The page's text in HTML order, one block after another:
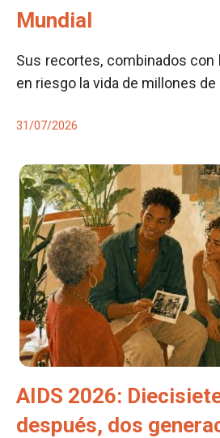
Mundial
Sus recortes, combinados con
en riesgo la vida de millones
31/07/2026
AIDS 2026:
después, dos